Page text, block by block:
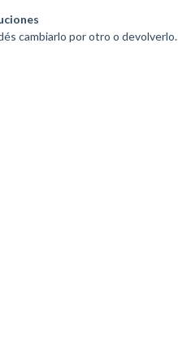
cambiarlo por otro o devolverlo.